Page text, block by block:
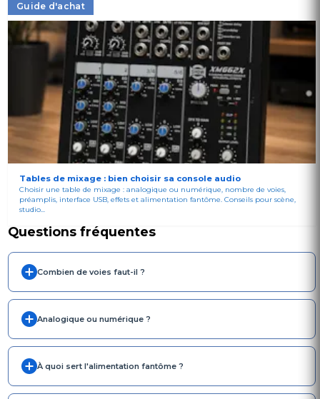
Guide d'achat
Tables de mixage : bien choisir sa console audio
Choisir une table de mixage : analogique ou numérique, nombre de voies,
préamplis, interface USB, effets et alimentation fantôme. Conseils pour scène,
studio...
Questions fréquentes
Combien de voies faut-il ?
Analogique ou numérique ?
À quoi sert l'alimentation fantôme ?